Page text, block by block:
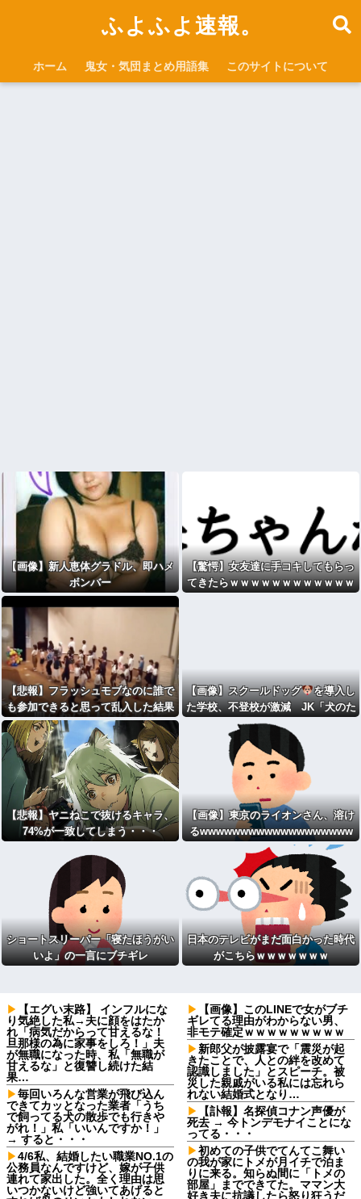
ふよふよ速報。
ホーム 鬼女・気団まとめ用語集 このサイトについて
【画像】新人恵体グラドル、即ハメ
ボンバー
【驚愕】女友達に手コキしてもらっ
てきたらｗｗｗｗｗｗｗｗｗｗｗｗ
【悲報】フラッシュモブなのに誰で
も参加できると思って乱入した結果
ｗｗｗｗｗｗｗｗｗｗ
【画像】スクールドッグ
を導入し
た学校、不登校が激減 JK「犬のた
めに学校行きたくなる」
【悲報】ヤニねこで抜けるキャラ、
74%が一致してしまう・・・
【画像】東京のライオンさん、溶け
るwwwwwwwwwwwwwwwwwww
wwwwwwwwwwwwwwwww
ショートスリーパー「寝たほうがい
いよ」の一言にブチギレ
日本のテレビがまだ面白かった時代
がこちらｗｗｗｗｗｗｗ
【エグい末路】 インフルにな
り気絶した私→夫に顔をはたか
れ「病気だからって甘えるな！
旦那様の為に家事をしろ！」夫
が無職になった時、私「無職が
甘えるな」と復讐し続けた結
果…
毎回いろんな営業が飛び込ん
できてカッとなった業者「うち
で飼ってる犬の散歩でも行きや
がれ！」私「いいんですか！」
→ すると・・・
4/6私、結婚したい職業NO.1の
公務員なんですけど、嫁が子供
連れて家出した。全く理由は思
いつかないけど強いてあげると
【画像】このLINEで女がブチ
ギレてる理由がわからない男、
非モテ確定ｗｗｗｗｗｗｗｗｗ
新郎父が披露宴で「震災が起
きたことで、人との絆を改めて
認識しました」とスピーチ。被
災した親戚がいる私には忘れら
れない結婚式となり…
【訃報】名探偵コナン声優が
死去 → 今トンデモナイことにな
ってる・・・
初めての子供でてんてこ舞い
の我が家にトメが月イチで泊ま
りに来る。知らぬ間に「トメの
部屋」までできてた。ママン大
好き夫に抗議したら怒り狂うだ